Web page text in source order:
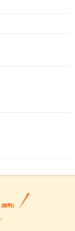
(無料)